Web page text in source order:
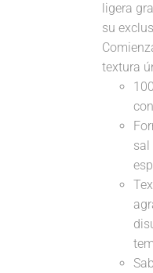
ligera
su
textura
sal